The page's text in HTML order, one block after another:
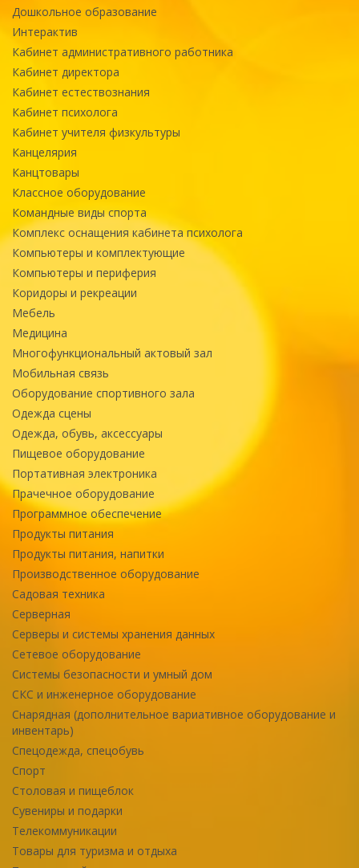
Дошкольное образование
Интерактив
Кабинет административного работника
Кабинет директора
Кабинет естествознания
Кабинет психолога
Кабинет учителя физкультуры
Канцелярия
Канцтовары
Классное оборудование
Командные виды спорта
Комплекс оснащения кабинета психолога
Компьютеры и комплектующие
Компьютеры и периферия
Коридоры и рекреации
Мебель
Медицина
Многофункциональный актовый зал
Мобильная связь
Оборудование спортивного зала
Одежда сцены
Одежда, обувь, аксессуары
Пищевое оборудование
Портативная электроника
Прачечное оборудование
Программное обеспечение
Продукты питания
Продукты питания, напитки
Производственное оборудование
Садовая техника
Серверная
Серверы и системы хранения данных
Сетевое оборудование
Системы безопасности и умный дом
СКС и инженерное оборудование
Снарядная (дополнительное вариативное оборудование и
инвентарь)
Спецодежда, спецобувь
Спорт
Столовая и пищеблок
Сувениры и подарки
Телекоммуникации
Товары для туризма и отдыха